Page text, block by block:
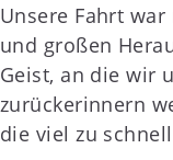
Unsere Fahrt
und großen
Geist, an die wir
zurückerinnern
die viel zu